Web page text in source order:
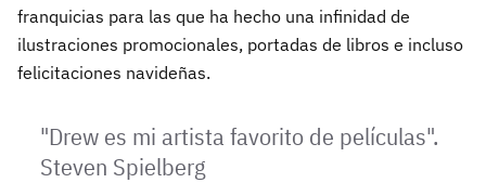
franquicias para las que ha hecho una infinidad de
ilustraciones promocionales, portadas de libros e incluso
felicitaciones navideñas.
"Drew es mi artista favorito de películas".
Steven Spielberg